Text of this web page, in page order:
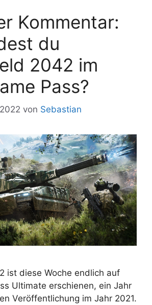
Kommentar:
du
2042 im
Pass?
von Sebastian
ist diese Woche endlich auf
Ultimate erschienen, ein Jahr
Veröffentlichung im Jahr 2021.